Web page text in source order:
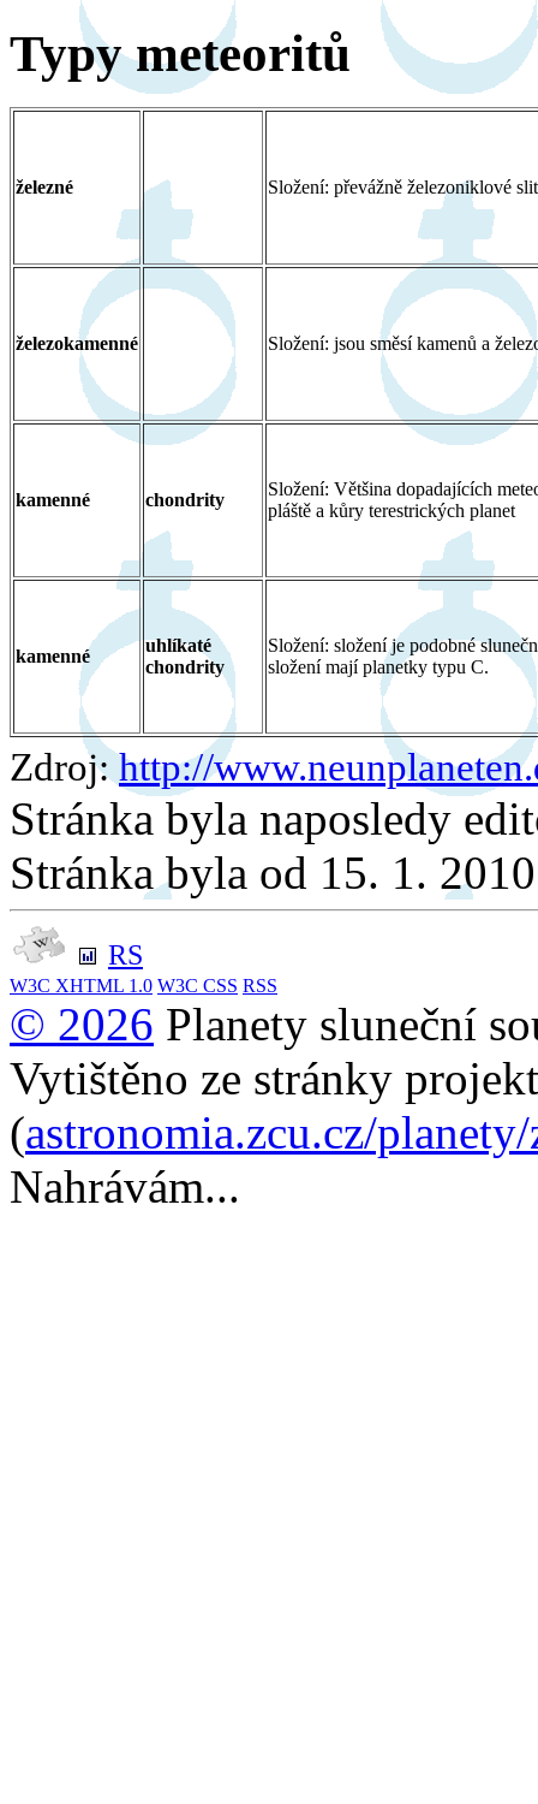
Typy meteoritů
železné Složení: převážně železoniklové
železokamenné Složení: jsou směsí kamenů a
kamenné chondrity
Složení: Většina dopadajících
pláště a kůry terestrických planet
kamenné
uhlíkaté
chondrity
Složení: složení je podobné
složení mají planetky typu C.
Zdroj:http://
Stránka byla naposledy
Stránka byla od 15. 1.
RS
W3C XHTML 1.0 W3C CSS RSS
© 2026 Planety sluneční
Vytištěno ze stránky
(astronomia.zcu.cz/
Nahrávám...